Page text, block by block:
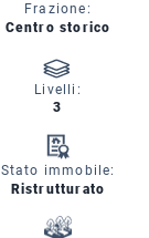
Frazione:
Centro storico
Livelli:
3
Stato immobile:
Ristrutturato